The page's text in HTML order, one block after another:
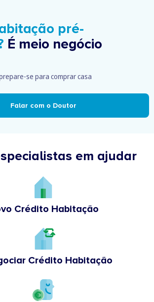
pré-
É meio negócio
se para comprar casa
Falar com o Doutor
em ajudar
Crédito Habitação
Crédito Habitação